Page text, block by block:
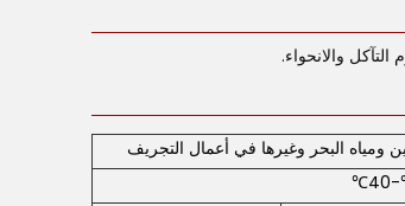
والانحواء.
ومياه البحر وغيرها في أعمال التجريف